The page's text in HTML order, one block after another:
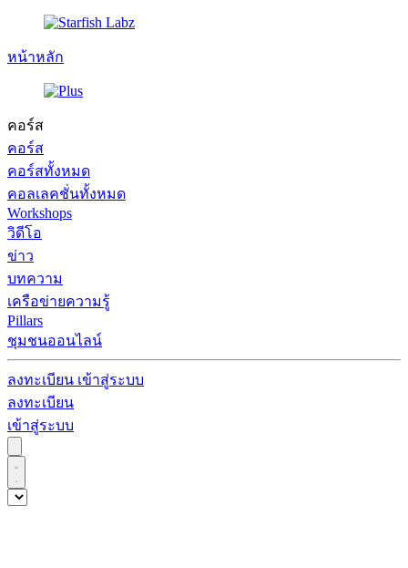
หน้าหลัก
คอร์ส
คอร์ส
คอร์สทั้งหมด
คอลเลคชั่นทั้งหมด
Workshops
วิดีโอ
ข่าว
บทความ
เครือข่ายความรู้
Pillars
ชุมชนออนไลน์
ลงทะเบียน เข้าสู่ระบบ
ลงทะเบียน
เข้าสู่ระบบ